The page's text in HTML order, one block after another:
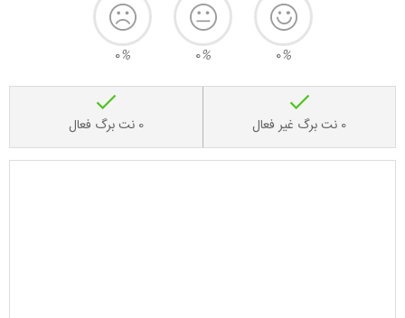
0%
0%
0%
0 نت برگ غیر فعال 0 نت برگ فعال